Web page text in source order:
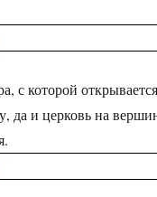
с которой
да и церковь на